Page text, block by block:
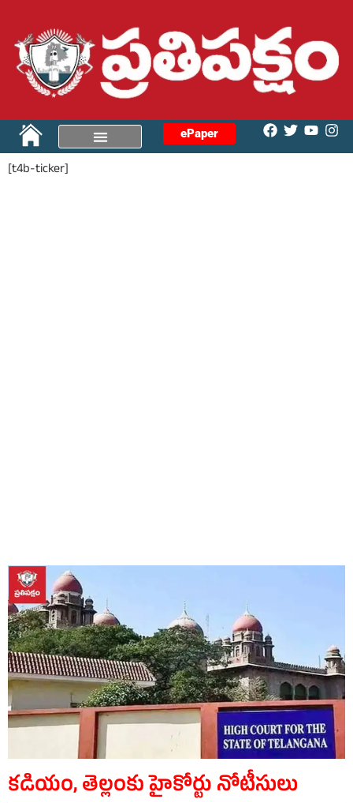
ePaper
[t4b-ticker]
కడియం, తెల్లంకు హైకోర్టు నోటీసులు